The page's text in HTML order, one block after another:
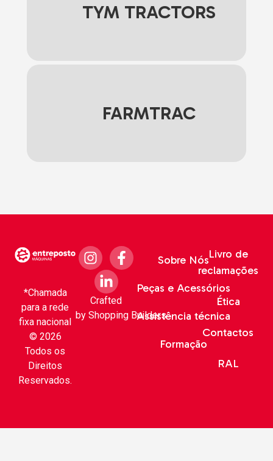
TYM TRACTORS
FARMTRAC
*Chamada
para a rede
fixa nacional
© 2026
Todos os
Direitos
Reservados.
Sobre Nós
Peças e Acessórios
Assistência técnica
Formação
Livro de
reclamações
Ética
Contactos
RAL
Crafted
by Shopping Builders